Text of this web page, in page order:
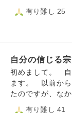
や他宗派で信仰
引き受けて下さ
私は真言宗の信
た仏像も金剛合
んだか気になり
有り難し 25
自分の信じる
初めまして。 自
ます。 以前から
たのですが、な
ご指南頂けた
有り難し 41